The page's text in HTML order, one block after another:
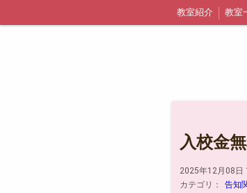
教室紹介
入校金
2025年12月08日
カテゴリ：
告知